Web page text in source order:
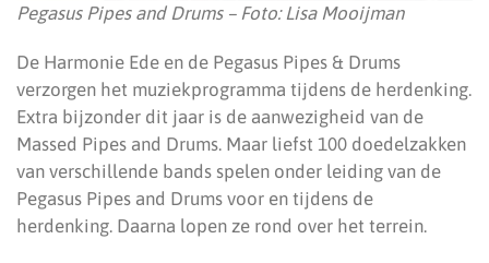
Pegasus Pipes and Drums – Foto: Lisa Mooijman
De Harmonie Ede en de Pegasus Pipes & Drums
verzorgen het muziekprogramma tijdens de herdenking.
Extra bijzonder dit jaar is de aanwezigheid van de
Massed Pipes and Drums. Maar liefst 100 doedelzakken
van verschillende bands spelen onder leiding van de
Pegasus Pipes and Drums voor en tijdens de
herdenking. Daarna lopen ze rond over het terrein.